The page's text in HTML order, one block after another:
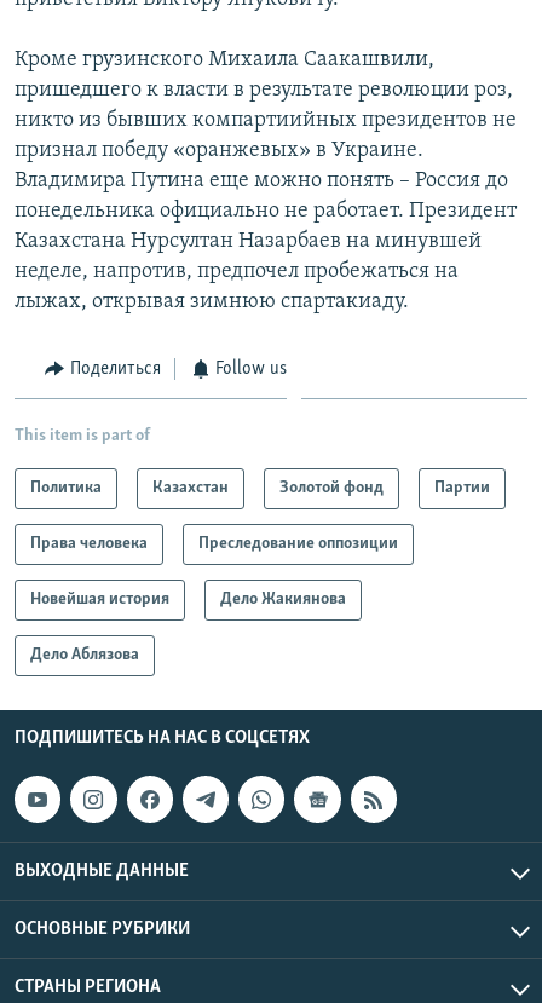
Кроме грузинского Михаила Саакашвили,
пришедшего к власти в результате революции роз,
никто из бывших компартиийных президентов не
признал победу «оранжевых» в Украине.
Владимира Путина еще можно понять – Россия до
понедельника официально не работает. Президент
Казахстана Нурсултан Назарбаев на минувшей
неделе, напротив, предпочел пробежаться на
лыжах, открывая зимнюю спартакиаду.
Поделиться Follow us
This item is part of
Политика Казахстан Золотой фонд Партии
Права человека Преследование оппозиции
Новейшая история Дело Жакиянова
Дело Аблязова
ПОДПИШИТЕСЬ НА НАС В СОЦСЕТЯХ
ВЫХОДНЫЕ ДАННЫЕ
ОСНОВНЫЕ РУБРИКИ
СТРАНЫ РЕГИОНА